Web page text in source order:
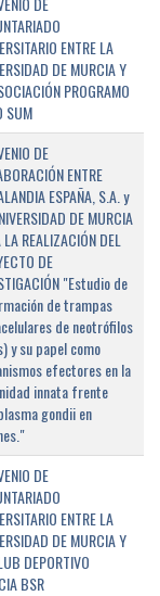
ENTRE LA
DE MURCIA Y
PROGRAMO
SUM
DE
ENTRE
ESPAÑA, S.A. y
DE MURCIA
LA REALIZACIÓN DEL
DE
"Estudio de
de trampas
de neotrófilos
y su papel como
efectores en la
innata frente
gondii en
DE
ENTRE LA
DE MURCIA Y
DEPORTIVO
BSR